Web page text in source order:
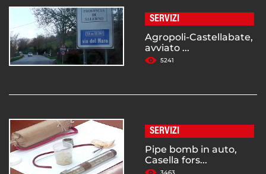
SERVIZI
Agropoli-Castellabate,
avviato ...
5241
SERVIZI
Pipe bomb in auto,
Casella fors...